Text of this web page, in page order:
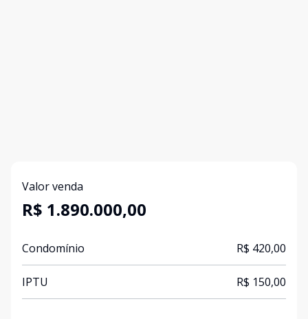
Valor venda
R$ 1.890.000,00
Condomínio R$ 420,00
IPTU R$ 150,00